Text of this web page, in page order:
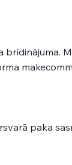
paka